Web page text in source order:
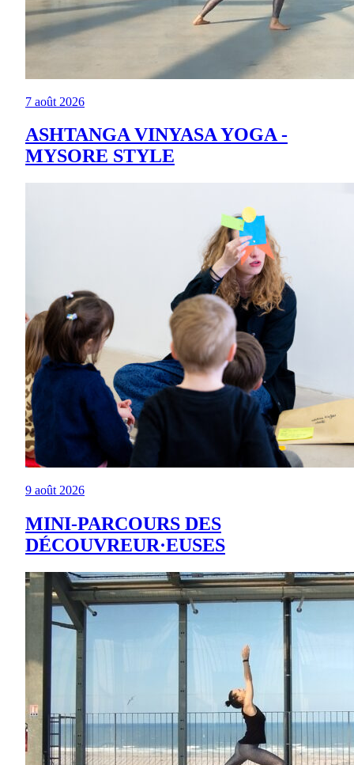
7 août 2026
ASHTANGA VINYASA YOGA -
MYSORE STYLE
9 août 2026
MINI-PARCOURS DES
DÉCOUVREUR·EUSES